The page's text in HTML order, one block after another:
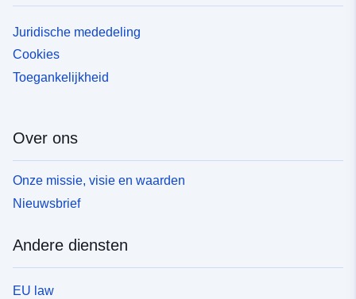
Juridische mededeling
Cookies
Toegankelijkheid
Over ons
Onze missie, visie en waarden
Nieuwsbrief
Andere diensten
EU law